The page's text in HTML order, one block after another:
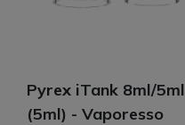
Pyrex iTank 8ml/5ml
(5ml) - Vaporesso